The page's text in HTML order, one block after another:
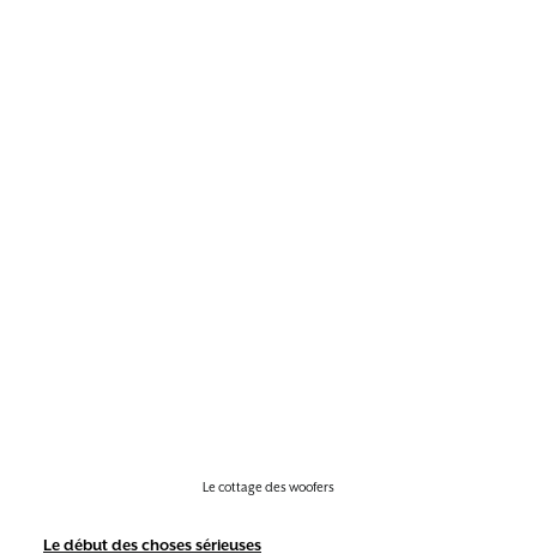
Le cottage des woofers
Le début des choses sérieuses